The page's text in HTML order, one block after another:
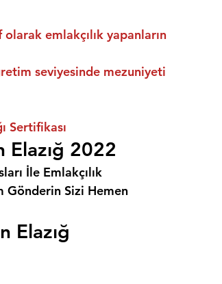
emlakçılık yapanların
seviyesinde mezuniyeti
Sertifikası
Elazığ 2022
İle Emlakçılık
Gönderin Sizi Hemen
Elazığ